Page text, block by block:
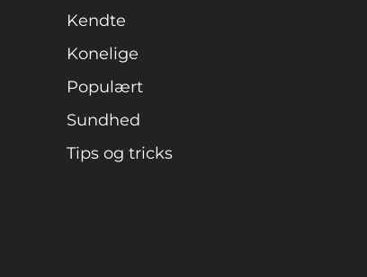
Kendte
Konelige
Populært
Sundhed
Tips og tricks